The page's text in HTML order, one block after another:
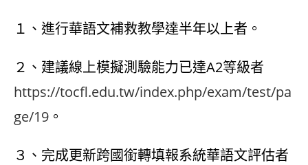
１、進行華語文補救教學達半年以上者。
２、建議線上模擬測驗能力已達A2等級者
https://tocfl.edu.tw/index.php/exam/test/pa
ge/19 。
３、完成更新跨國銜轉填報系統華語文評估者